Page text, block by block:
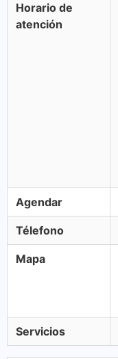
Horario de
atención
Agendar
Télefono
Mapa
Servicios